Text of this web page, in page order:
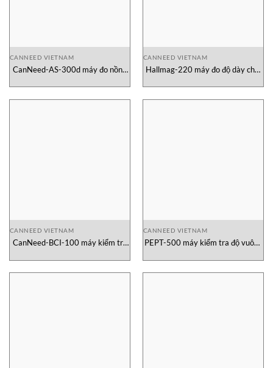
CANNEED VIETNAM
CanNeed-AS-300d máy đo nồng
CANNEED VIETNAM
Hallmag-220 máy đo độ dày chai
CANNEED VIETNAM
CanNeed-BCI-100 máy kiểm tra
CANNEED VIETNAM
PEPT-500 máy kiểm tra độ vuông